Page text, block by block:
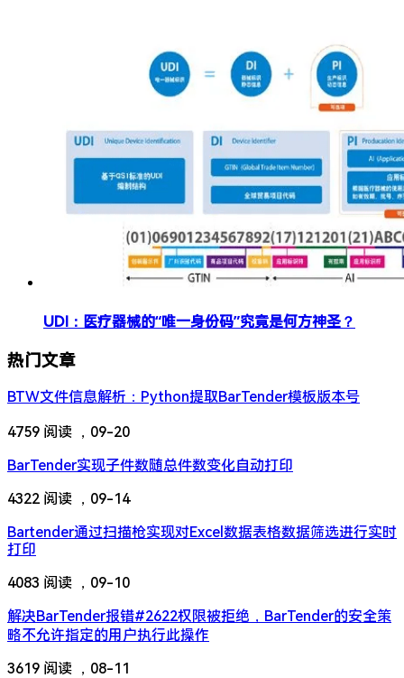
​​UDI：医疗器械的“唯一身份码”究竟是何方神圣？​​
热门文章
​​BTW文件信息解析：Python提取BarTender模板版本号​
4759 阅读 ， 09-20
BarTender实现子件数随总件数变化自动打印
4322 阅读 ， 09-14
Bartender通过扫描枪实现对Excel数据表格数据筛选进行实时
打印
4083 阅读 ， 09-10
解决BarTender报错#2622权限被拒绝，BarTender的安全策
略不允许指定的用户执行此操作
3619 阅读 ， 08-11